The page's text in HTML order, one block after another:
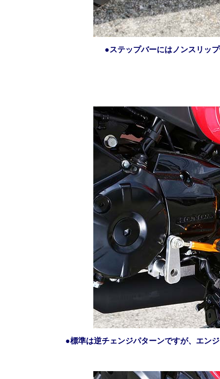
●ステップバーにはノンスリッ
●標準は逆チェンジパターンですが、エン